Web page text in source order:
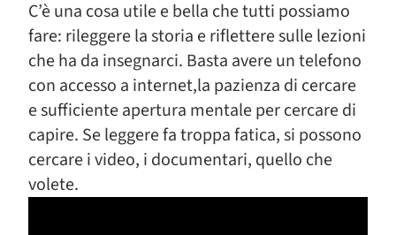
C’è una cosa utile e bella che tutti possiamo
fare: rileggere la storia e riflettere sulle lezioni
che ha da insegnarci. Basta avere un telefono
con accesso a internet,la pazienza di cercare
e sufficiente apertura mentale per cercare di
capire. Se leggere fa troppa fatica, si possono
cercare i video, i documentari, quello che
volete.